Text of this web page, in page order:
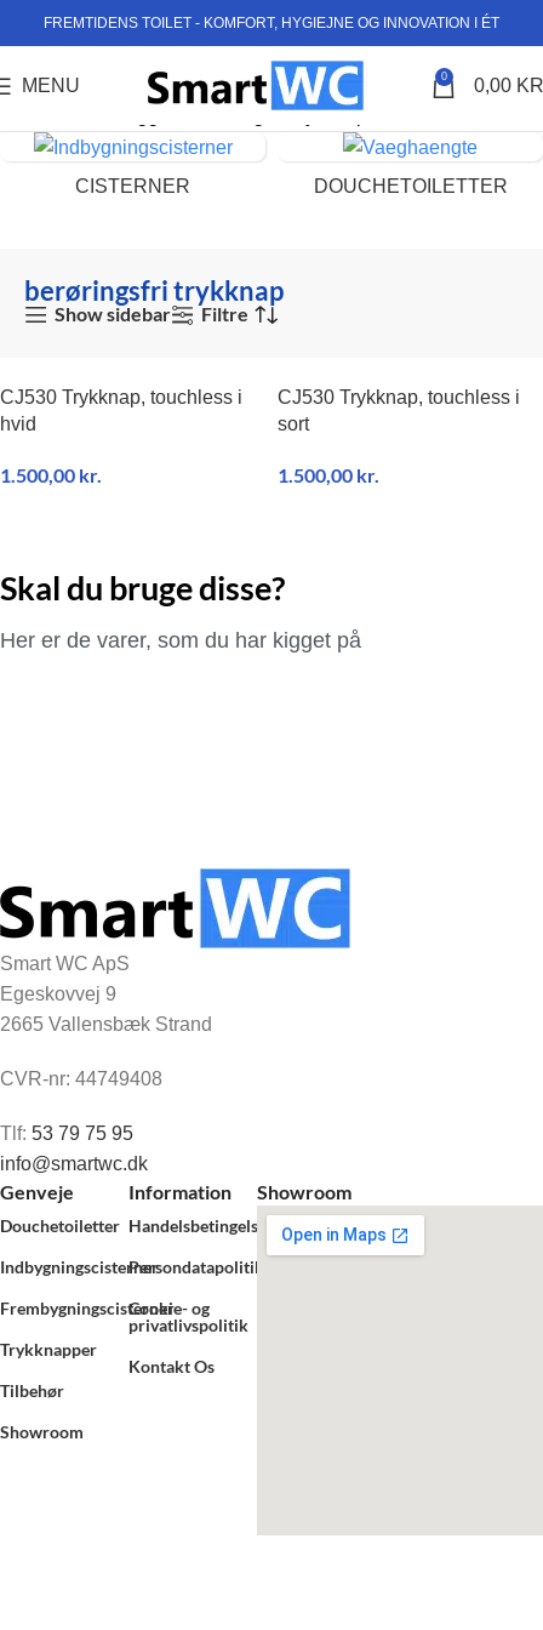
FREMTIDENS TOILET - KOMFORT, HYGIEJNE OG INNOVATION I ÉT
MENU 0 0,00
Varer tagged “berøringsfri trykknap”
CISTERNER DOUCHETOILETTER
berøringsfri trykknap
Show sidebar Filtre
CJ530 Trykknap, touchless i
hvid
1.500,00 kr.
CJ530 Trykknap, touchless i
sort
1.500,00 kr.
Skal du bruge disse?
Her er de varer, som du har kigget på
Smart WC ApS
Egeskovvej 9
2665 Vallensbæk Strand
CVR-nr: 44749408
Tlf: 53 79 75 95
info@smartwc.dk
Genveje
Douchetoiletter
Indbygningscisterner
Frembygningscisterner
Trykknapper
Tilbehør
Showroom
Information
Handelsbetingelser
Persondatapolitik
Cookie- og
privatlivspolitik
Kontakt Os
Showroom